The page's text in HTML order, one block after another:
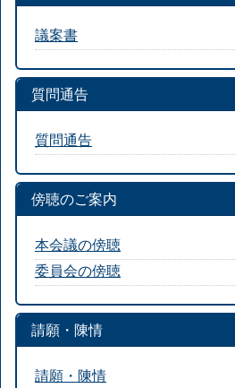
議案書
質問通告
質問通告
傍聴のご案内
本会議の傍聴
委員会の傍聴
請願・陳情
請願・陳情